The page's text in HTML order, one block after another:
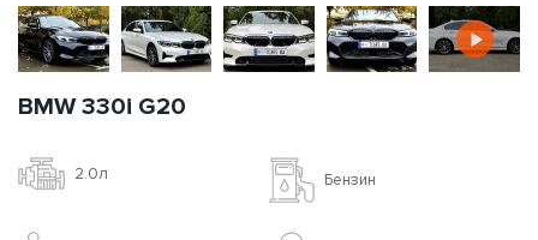
BMW 330i G20
2.0л Бензин